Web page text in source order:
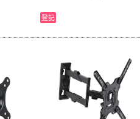
登記